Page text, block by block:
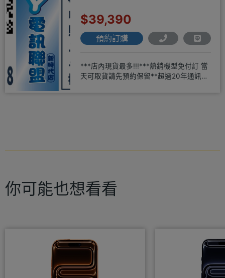
$39,390
預約訂購
***店內現貨最多!!!***熱銷機型免付訂 當
天可取貨請先預約保留**超過20年通訊經
你可能也想看看